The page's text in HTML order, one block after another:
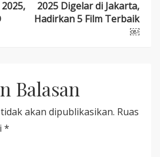
FILM
TIONGKOK
5
FILM
TERBAIK
￼
2025 Digelar di Jakarta,
Hadirkan 5 Film Terbaik
￼
Balasan
akan dipublikasikan. Ruas
*